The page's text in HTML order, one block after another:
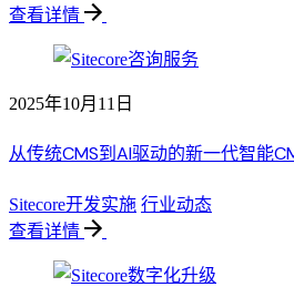
查看详情
2025年10月11日
从传统CMS到AI驱动的新一代智能
Sitecore开发实施 行业动态
查看详情